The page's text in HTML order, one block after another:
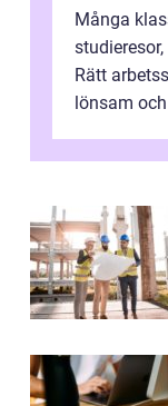
Många
Rätt
lönsam